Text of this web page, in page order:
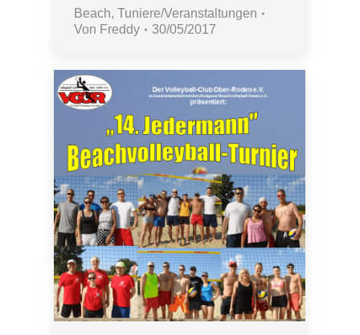
Beach, Tuniere/Veranstaltungen
Von Freddy 30/05/2017